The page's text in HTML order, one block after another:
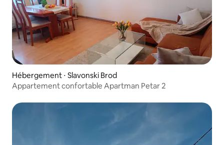
Hébergement ⋅ Slavonski Brod
Appartement confortable Apartman Petar 2